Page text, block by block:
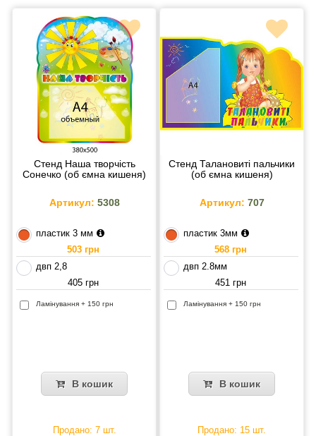
Стенд Наша творчість
Сонечко (об ємна кишеня)
Артикул: 5308
пластик 3 мм
503 грн
двп 2,8
405 грн
Ламінування + 150 грн
В кошик
Продано: 7 шт.
Стенд Талановиті пальчики
(об ємна кишеня)
Артикул: 707
пластик 3мм
568 грн
двп 2.8мм
451 грн
Ламінування + 150 грн
В кошик
Продано: 15 шт.